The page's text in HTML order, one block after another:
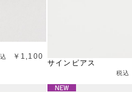
￥1,100
サインピアス